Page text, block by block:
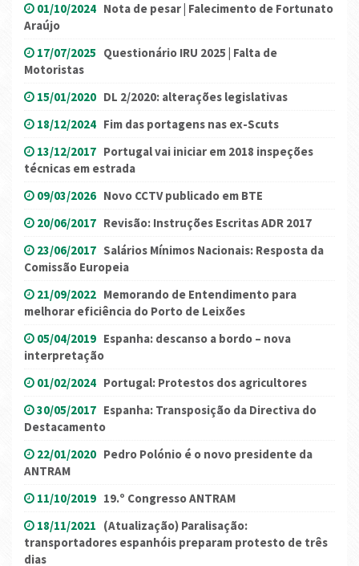
01/10/2024 Nota de pesar | Falecimento de Fortunato
Araújo
17/07/2025 Questionário IRU 2025 | Falta de
Motoristas
15/01/2020 DL 2/2020: alterações legislativas
18/12/2024 Fim das portagens nas ex-Scuts
13/12/2017 Portugal vai iniciar em 2018 inspeções
técnicas em estrada
09/03/2026 Novo CCTV publicado em BTE
20/06/2017 Revisão: Instruções Escritas ADR 2017
23/06/2017 Salários Mínimos Nacionais: Resposta da
Comissão Europeia
21/09/2022 Memorando de Entendimento para
melhorar eficiência do Porto de Leixões
05/04/2019 Espanha: descanso a bordo – nova
interpretação
01/02/2024 Portugal: Protestos dos agricultores
30/05/2017 Espanha: Transposição da Directiva do
Destacamento
22/01/2020 Pedro Polónio é o novo presidente da
ANTRAM
11/10/2019 19.º Congresso ANTRAM
18/11/2021 (Atualização) Paralisação:
transportadores espanhóis preparam protesto de três
dias